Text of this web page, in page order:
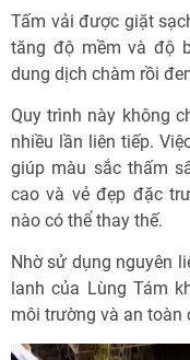
Tấm vải được giặt
tăng độ mềm và độ
dung dịch chàm rồi
Quy trình này không
nhiều lần liên tiếp.
giúp màu sắc thấm
cao và vẻ đẹp đặc
nào có thể thay thế.
Nhờ sử dụng nguyên
lanh của Lùng Tám
môi trường và an toàn